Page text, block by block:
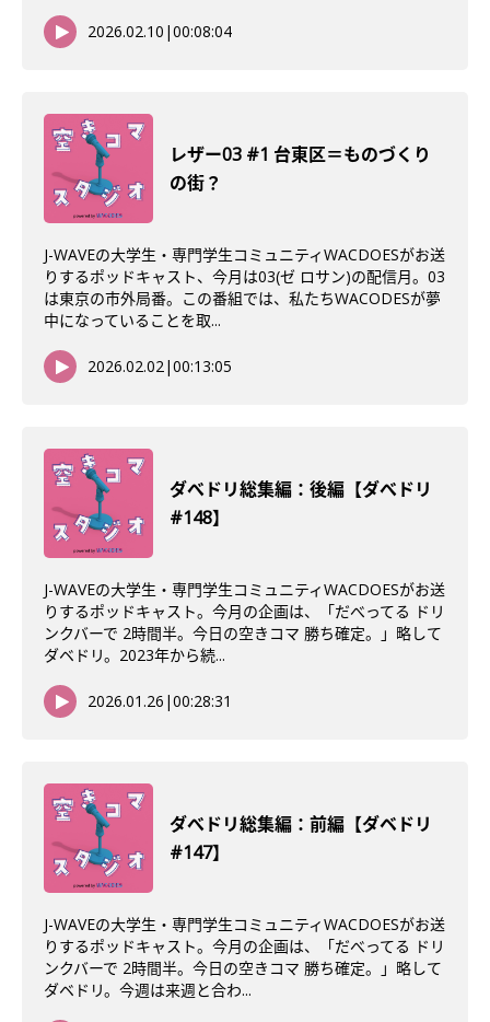
2026.02.10 |00:08:04
レザー03 #1 台東区＝ものづくり
の街？
J-WAVEの大学生・専門学生コミュニティWACDOESがお送
りするポッドキャスト、今月は03(ゼ ロサン)の配信月。03
は東京の市外局番。この番組では、私たちWACODESが夢
中になっていることを取...
2026.02.02|00:13:05
ダべドリ総集編：後編【ダべドリ
#148】
J-WAVEの大学生・専門学生コミュニティWACDOESがお送
りするポッドキャスト。今月の企画は、「だべってる ドリ
ンクバーで 2時間半。今日の空きコマ 勝ち確定。」略して
ダベドリ。2023年から続...
2026.01.26 |00:28:31
ダべドリ総集編：前編【ダベドリ
#147】
J-WAVEの大学生・専門学生コミュニティWACDOESがお送
りするポッドキャスト。今月の企画は、「だべってる ドリ
ンクバーで 2時間半。今日の空きコマ 勝ち確定。」略して
ダベドリ。今週は来週と合わ...